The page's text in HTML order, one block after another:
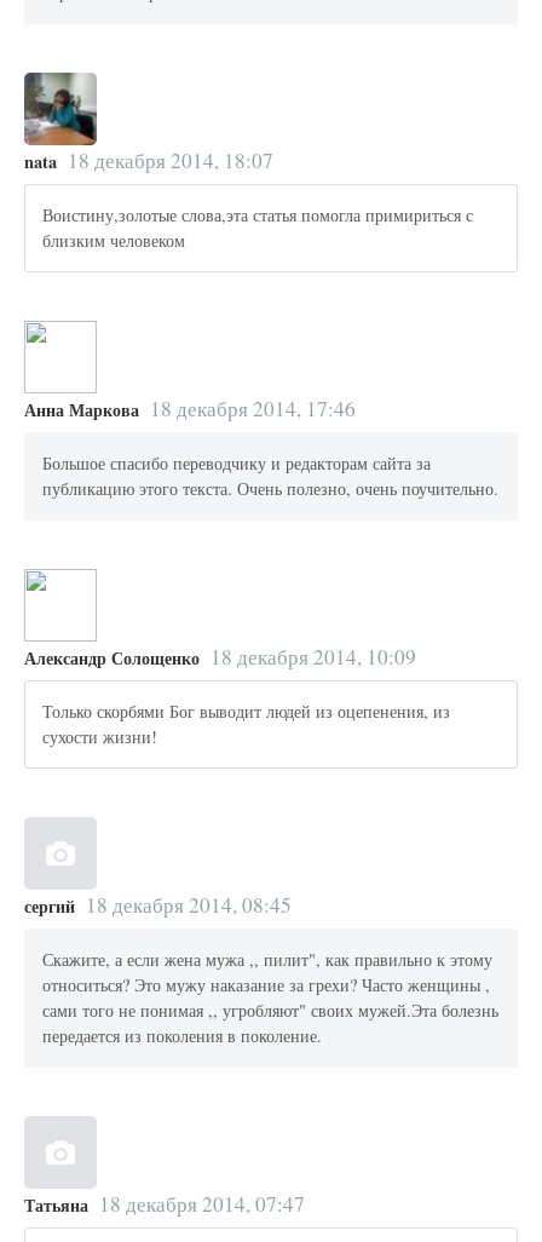
nata 18 декабря 2014, 18:07
Воистину,золотые слова,эта статья помогла примириться с
близким человеком
Анна Маркова 18 декабря 2014, 17:46
Большое спасибо переводчику и редакторам сайта за
публикацию этого текста. Очень полезно, очень поучительно.
Александр Солощенко 18 декабря 2014, 10:09
Только скорбями Бог выводит людей из оцепенения, из
сухости жизни!
сергий 18 декабря 2014, 08:45
Скажите, а если жена мужа ,, пилит", как правильно к этому
относиться? Это мужу наказание за грехи? Часто женщины ,
сами того не понимая ,, угробляют" своих мужей.Эта болезнь
передается из поколения в поколение.
Татьяна 18 декабря 2014, 07:47